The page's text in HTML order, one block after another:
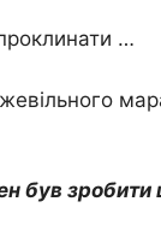
…
був